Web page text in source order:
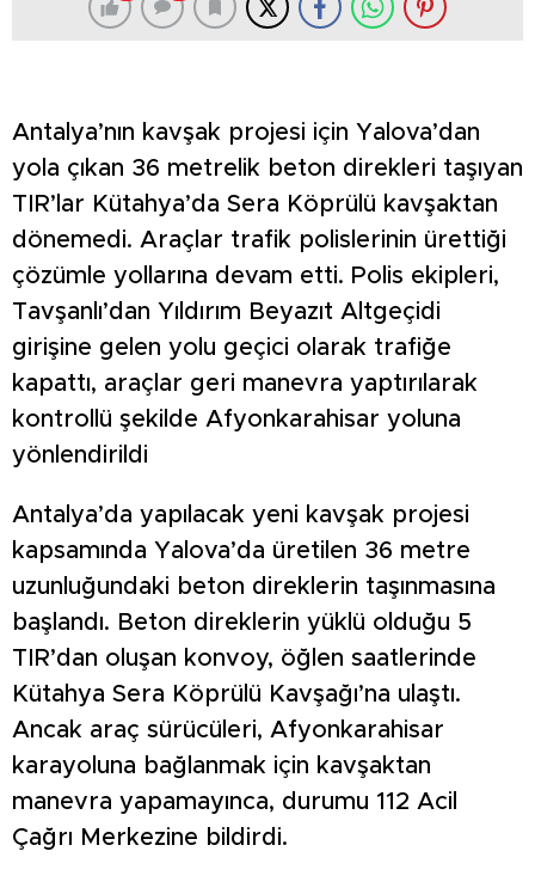
Antalya’nın kavşak projesi için Yalova’dan
yola çıkan 36 metrelik beton direkleri taşıyan
TIR’lar Kütahya’da Sera Köprülü kavşaktan
dönemedi. Araçlar trafik polislerinin ürettiği
çözümle yollarına devam etti. Polis ekipleri,
Tavşanlı’dan Yıldırım Beyazıt Altgeçidi
girişine gelen yolu geçici olarak trafiğe
kapattı, araçlar geri manevra yaptırılarak
kontrollü şekilde Afyonkarahisar yoluna
yönlendirildi
Antalya’da yapılacak yeni kavşak projesi
kapsamında Yalova’da üretilen 36 metre
uzunluğundaki beton direklerin taşınmasına
başlandı. Beton direklerin yüklü olduğu 5
TIR’dan oluşan konvoy, öğlen saatlerinde
Kütahya Sera Köprülü Kavşağı’na ulaştı.
Ancak araç sürücüleri, Afyonkarahisar
karayoluna bağlanmak için kavşaktan
manevra yapamayınca, durumu 112 Acil
Çağrı Merkezine bildirdi.